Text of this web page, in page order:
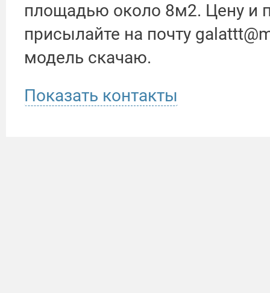
площадью около 8м2. Цену и
присылайте на почту
модель скачаю.
Показать контакты